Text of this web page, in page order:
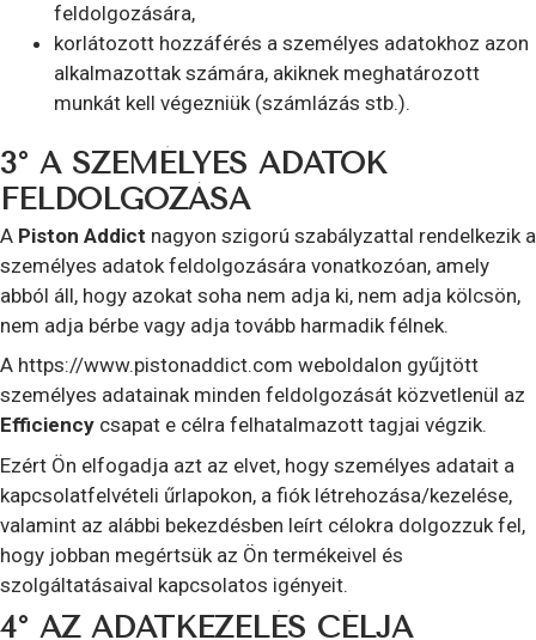
feldolgozására,
korlátozott hozzáférés a személyes adatokhoz azon
alkalmazottak számára, akiknek meghatározott
munkát kell végezniük (számlázás stb.).
3° A SZEMÉLYES ADATOK
FELDOLGOZÁSA
A Piston Addict nagyon szigorú szabályzattal rendelkezik a
személyes adatok feldolgozására vonatkozóan, amely
abból áll, hogy azokat soha nem adja ki, nem adja kölcsön,
nem adja bérbe vagy adja tovább harmadik félnek.
A https://www.pistonaddict.com weboldalon gyűjtött
személyes adatainak minden feldolgozását közvetlenül az
Efficiency csapat e célra felhatalmazott tagjai végzik.
Ezért Ön elfogadja azt az elvet, hogy személyes adatait a
kapcsolatfelvételi űrlapokon, a fiók létrehozása/kezelése,
valamint az alábbi bekezdésben leírt célokra dolgozzuk fel,
hogy jobban megértsük az Ön termékeivel és
szolgáltatásaival kapcsolatos igényeit.
4° AZ ADATKEZELÉS CÉLJA